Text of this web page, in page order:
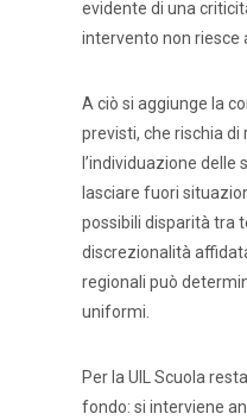
evidente di una
intervento non riesce
A ciò si aggiunge la
previsti, che rischia
l’individuazione delle
lasciare fuori
possibili disparità tra
discrezionalità
regionali può
uniformi.
Per la UIL Scuola
fondo: si interviene